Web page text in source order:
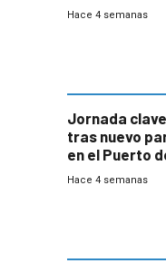
Hace 4 semanas
Jornada clave
tras nuevo
en el Puerto
Montevideo
Hace 4 semanas